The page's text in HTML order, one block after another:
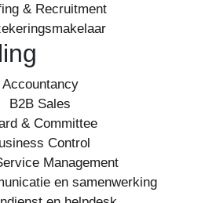
& Recruitment
Accountancy
B2B Sales
& Committee
Control
Management
en samenwerking